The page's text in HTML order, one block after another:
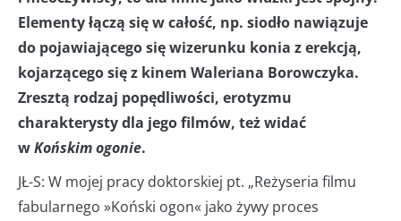
Elementy łączą się w całość, np. siodło nawiązuje
do pojawiającego się wizerunku konia z erekcją,
kojarzącego się z kinem Waleriana Borowczyka.
Zresztą rodzaj popędliwości, erotyzmu
charakterysty dla jego filmów, też widać
wKońskim ogonie.
JŁ-S: W mojej pracy doktorskiej pt. „Reżyseria filmu
fabularnego »Koński ogon« jako żywy proces